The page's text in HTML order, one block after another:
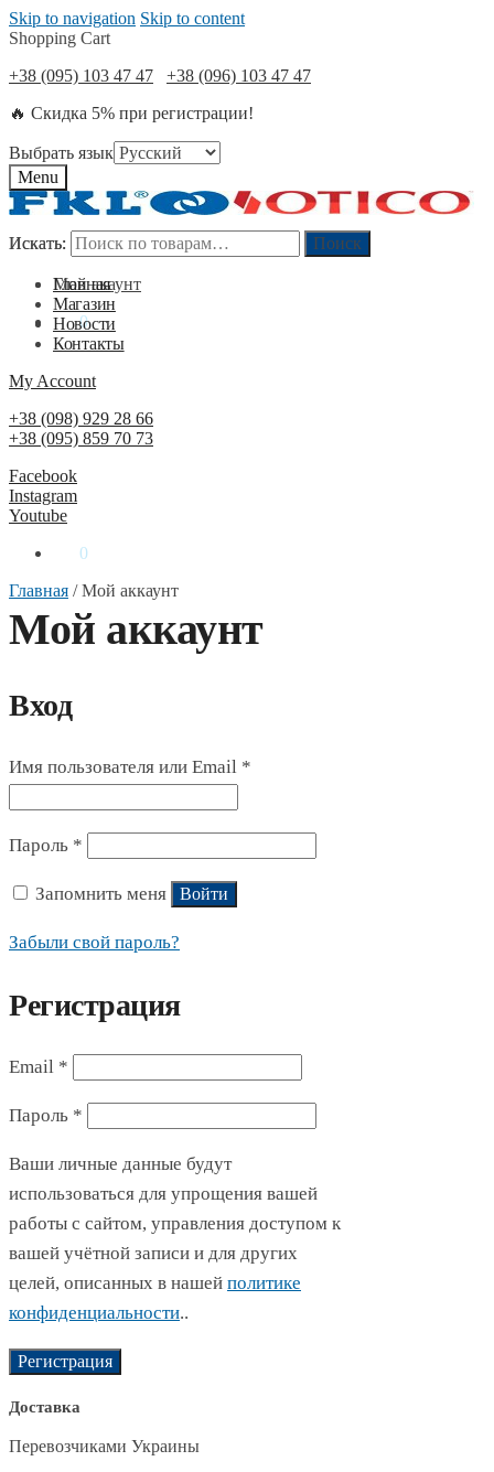
Skip to navigation Skip to content
Shopping Cart
+38 (095) 103 47 47
+38 (096) 103 47 47
🔥 Скидка 5% при регистрации!
Выбрать язык
Menu
Искать: Поиск
Мой акаунт
0₴ 0
Искать: Поиск
Главная
Магазин
Новости
Контакты
My Account
+38 (098) 929 28 66
+38 (095) 859 70 73
Facebook
Instagram
Youtube
0
Главная /Мой аккаунт
Мой аккаунт
Вход
Имя пользователя или Email *
Пароль *
Запомнить меня Войти
Забыли свой пароль?
Регистрация
Email *
Пароль *
Ваши личные данные будут
использоваться для упрощения вашей
работы с сайтом, управления доступом к
вашей учётной записи и для других
целей, описанных в нашей политике
конфиденциальности..
Регистрация
Доставка
Перевозчиками Украины